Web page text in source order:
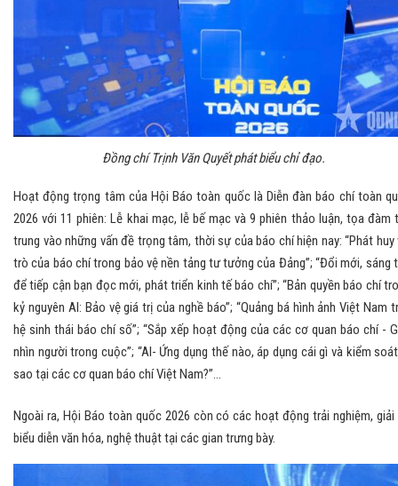
Đồng chí Trịnh Văn Quyết phát biểu chỉ đạo.
Hoạt động trọng tâm của Hội Báo toàn quốc là Diễn đàn báo chí toàn
2026 với 11 phiên: Lễ khai mạc, lễ bế mạc và 9 phiên thảo luận, tọa đàm
trung vào những vấn đề trọng tâm, thời sự của báo chí hiện nay: “Phát huy
trò của báo chí trong bảo vệ nền tảng tư tưởng của Đảng”; “Đổi mới, sáng
để tiếp cận bạn đọc mới, phát triển kinh tế báo chí”; “Bản quyền báo chí
kỷ nguyên AI: Bảo vệ giá trị của nghề báo”; “Quảng bá hình ảnh Việt Nam
hệ sinh thái báo chí số”; “Sắp xếp hoạt động của các cơ quan báo chí -
nhìn người trong cuộc”; “AI- Ứng dụng thế nào, áp dụng cái gì và kiểm
sao tại các cơ quan báo chí Việt Nam?”…
Ngoài ra, Hội Báo toàn quốc 2026 còn có các hoạt động trải nghiệm, giải
biểu diễn văn hóa, nghệ thuật tại các gian trưng bày.